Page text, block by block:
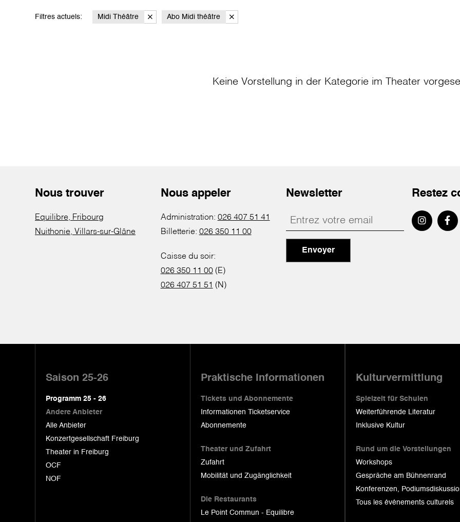
Filtres actuels: Midi Théâtre Abo Midi théâtre
Keine Vorstellung in der Kategorie im Theater
Nous trouver
Equilibre, Fribourg
Nuithonie, Villars-sur-Glâne
Nous appeler
Administration: 026 407 51 41
Billetterie: 026 350 11 00
Caisse du soir:
026 350 11 00(E)
026 407 51 51 (N)
Newsletter
Envoyer
Restez
Saison 25-26
Programm 25 - 26
Andere Anbieter
Alle Anbieter
Konzertgesellschaft Freiburg
Theater in Freiburg
OCF
NOF
Praktische Informationen
Tickets und Abonnemente
Informationen Ticketservice
Abonnemente
Theater und Zufahrt
Zufahrt
Mobilität und Zugänglichkeit
Die Restaurants
Le Point Commun - Equilibre
Kulturvermittlung
Spielzeit für Schulen
Weiterführende Literatur
Inklusive Kultur
Rund um die Vorstellungen
Workshops
Gespräche am Bühnenrand
Konferenzen,
Tous les événements culturels